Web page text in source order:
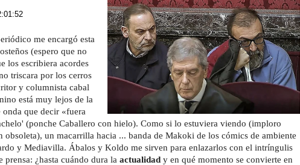
me encargó esta
(espero que no
los escribiera acordes
triscara por los cerros
y columnista cabal
está muy lejos de la
onda que decir «fuera
(ponche Caballero con hielo). Como si lo estuviera viendo (imploro
obsoleta), un macarrilla hacia ... banda de Makoki de los cómics de ambiente
y Mediavilla. Ábalos y Koldo me sirven para enlazarlos con el intríngulis
prensa: ¿hasta cuándo dura la actualidad y en qué momento se convierte en